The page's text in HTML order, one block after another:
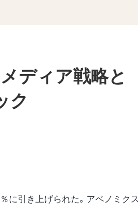
ディア戦略と
ク
に引き上げられた。アベノミク